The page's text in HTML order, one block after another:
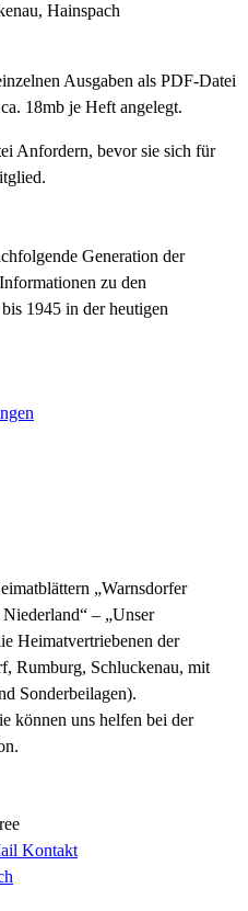
Hainspach
Ausgaben als PDF-Datei
18mb je Heft angelegt.
Anfordern, bevor sie sich für
Generation der
zu den
1945 in der heutigen
„Warnsdorfer
– „Unser
Heimatvertriebenen der
Rumburg, Schluckenau, mit
Sonderbeilagen).
können uns helfen bei der
KontaktOpens